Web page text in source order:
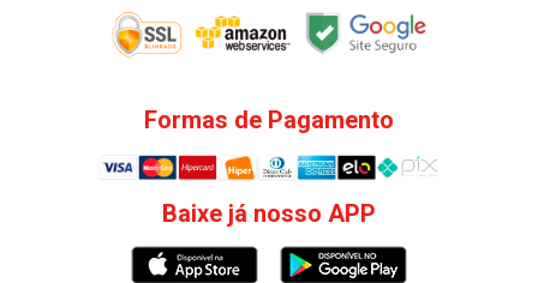
Formas de Pagamento
Baixe já nosso APP